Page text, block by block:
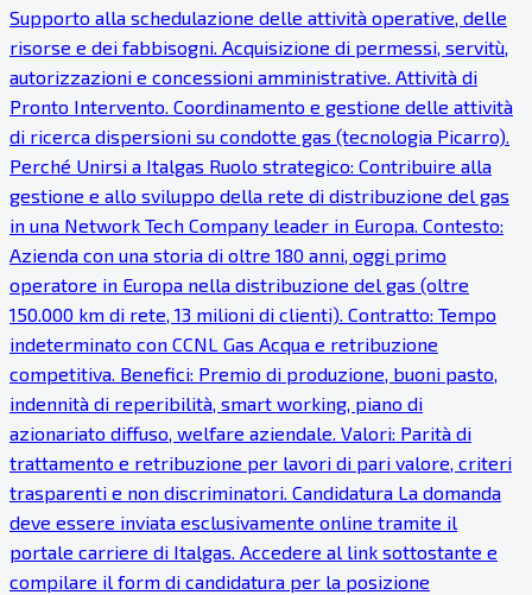
Supporto alla schedulazione delle attività operative, delle
risorse e dei fabbisogni. Acquisizione di permessi, servitù,
autorizzazioni e concessioni amministrative. Attività di
Pronto Intervento. Coordinamento e gestione delle attività
di ricerca dispersioni su condotte gas (tecnologia Picarro).
Perché Unirsi a Italgas Ruolo strategico: Contribuire alla
gestione e allo sviluppo della rete di distribuzione del gas
in una Network Tech Company leader in Europa. Contesto:
Azienda con una storia di oltre 180 anni, oggi primo
operatore in Europa nella distribuzione del gas (oltre
150.000 km di rete, 13 milioni di clienti). Contratto: Tempo
indeterminato con CCNL Gas Acqua e retribuzione
competitiva. Benefici: Premio di produzione, buoni pasto,
indennità di reperibilità, smart working, piano di
azionariato diffuso, welfare aziendale. Valori: Parità di
trattamento e retribuzione per lavori di pari valore, criteri
trasparenti e non discriminatori. Candidatura La domanda
deve essere inviata esclusivamente online tramite il
portale carriere di Italgas. Accedere al link sottostante e
compilare il form di candidatura per la posizione